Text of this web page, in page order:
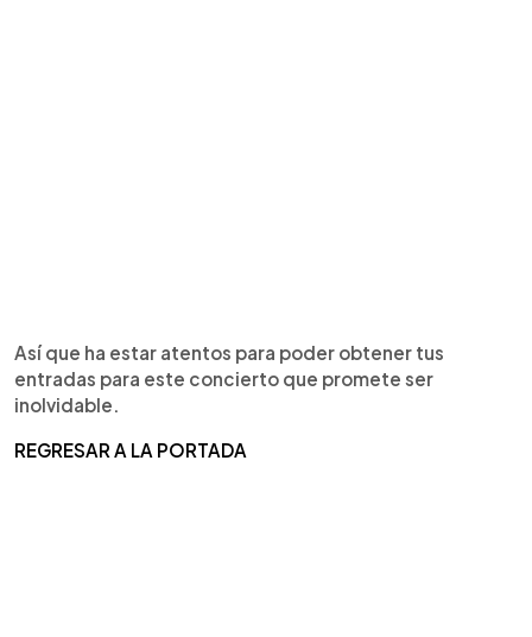
Así que ha estar atentos para poder obtener tus
entradas para este concierto que promete ser
inolvidable.
REGRESAR A LA PORTADA